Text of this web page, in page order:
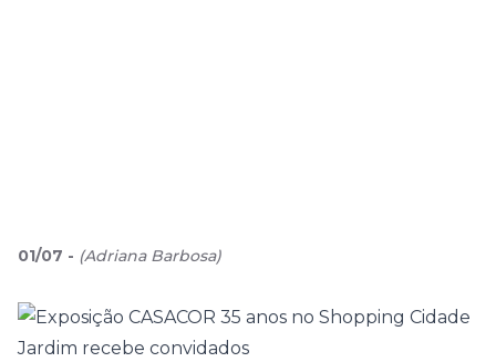
01/07 - (Adriana Barbosa)